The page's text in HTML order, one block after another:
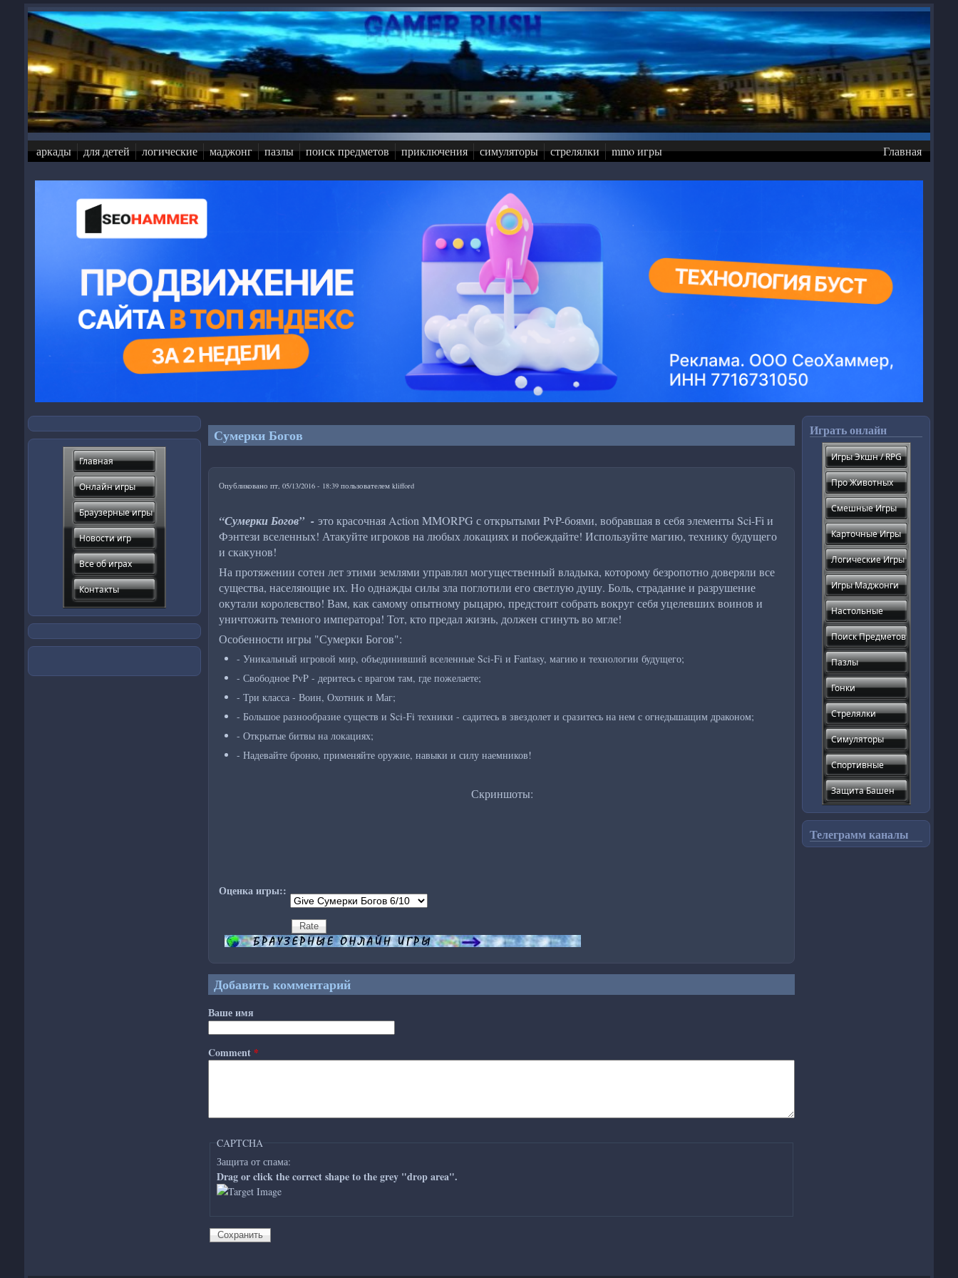
Перейти к основному содержанию
аркады для детей логические маджонг пазлы поиск предметов приключения симуляторы стрелялки mmo игры Главная
Сумерки Богов
Опубликовано пт, 05/13/2016 - 18:39 пользователем klifford
“Сумерки Богов” -это красочная Action MMORPG с открытыми PvP-боями, вобравшая в себя элементы Sci-Fi и
Фэнтези вселенных! Атакуйте игроков на любых локациях и побеждайте! Используйте магию, технику будущего
и скакунов!
На протяжении сотен лет этими землями управлял могущественный владыка, которому безропотно доверяли все
существа, населяющие их. Но однажды силы зла поглотили его светлую душу. Боль, страдание и разрушение
окутали королевство! Вам, как самому опытному рыцарю, предстоит собрать вокруг себя уцелевших воинов и
уничтожить темного императора! Тот, кто предал жизнь, должен сгинуть во мгле!
Особенности игры "Сумерки Богов":
- Уникальный игровой мир, объединивший вселенные Sci-Fi и Fantasy, магию и технологии будущего;
- Свободное PvP - деритесь с врагом там, где пожелаете;
- Три класса - Воин, Охотник и Маг;
- Большое разнообразие существ и Sci-Fi техники - садитесь в звездолет и сразитесь на нем с огнедышащим драконом;
- Открытые битвы на локациях;
- Надевайте броню, применяйте оружие, навыки и силу наемников!
Скриншоты:
Оценка игры::
Добавить комментарий
Ваше имя
Comment *
CAPTCHA
Защита от спама:
Drag or click the correct shape to the grey "drop area".
Главная
Онлайн игры
Браузерные игры
Новости игр
Все об играх
Контакты
Играть онлайн
Игры Экшн / RPG
Про Животных
Смешные Игры
Карточные Игры
Логические Игры
Игры Маджонги
Настольные
Поиск Предметов
Пазлы
Гонки
Стрелялки
Симуляторы
Спортивные
Защита Башен
Телеграмм каналы